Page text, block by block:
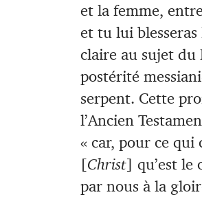
et la femme,
et tu lui
claire au sujet du
postérité
serpent. Cette
l’Ancien
« car, pour ce qui
[Christ] qu’est le
par nous à la